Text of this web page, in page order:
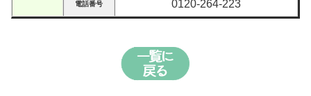
電話番号 0120-264-223